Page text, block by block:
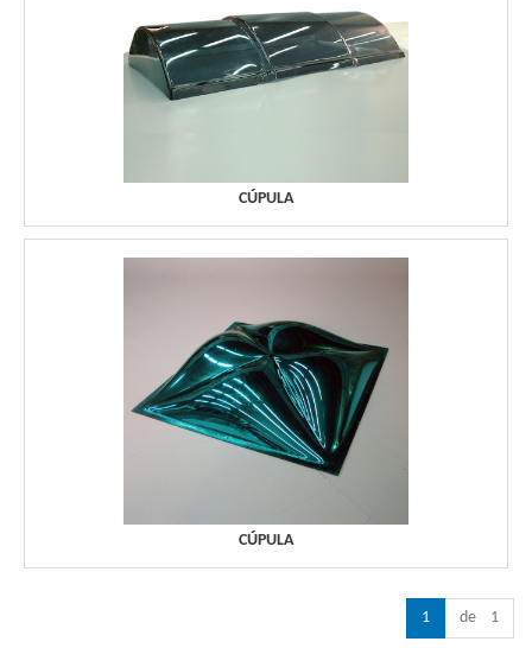
CÚPULA
CÚPULA
1 de 1